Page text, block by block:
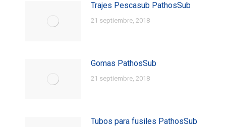
Trajes Pescasub PathosSub
21 septiembre, 2018
Gomas PathosSub
21 septiembre, 2018
Tubos para fusiles PathosSub